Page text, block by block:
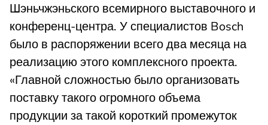
Шэньчжэньского всемирного выставочного и
конференц-центра. У специалистов Bosch
было в распоряжении всего два месяца на
реализацию этого комплексного проекта.
«Главной сложностью было организовать
поставку такого огромного объема
продукции за такой короткий промежуток